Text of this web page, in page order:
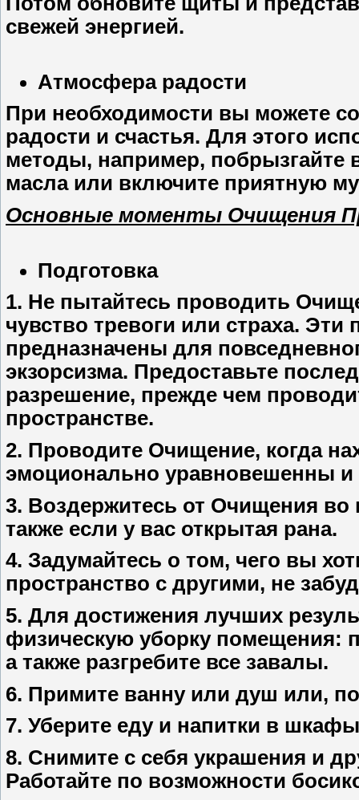
свежей энергией.
Атмосфера радости
При необходимости вы можете
радости и счастья. Для этого
методы, например, побрызгайте
масла или включите приятную
Основные моменты Очищения
Подготовка
1. Не пытайтесь проводить
чувство тревоги или страха.
предназначены для
экзорсизма. Предоставьте
разрешение, прежде чем
пространстве.
2. Проводите Очищение, когда
эмоционально уравновешенны и
3. Воздержитесь от Очищения
также если у вас открытая рана.
4. Задумайтесь о том, чего вы
пространство с другими, не
5. Для достижения лучших
физическую уборку помещения:
а также разгребите все завалы.
6. Примите ванну или душ или,
7. Уберите еду и напитки в
8. Снимите с себя украшения и
Работайте по возможности